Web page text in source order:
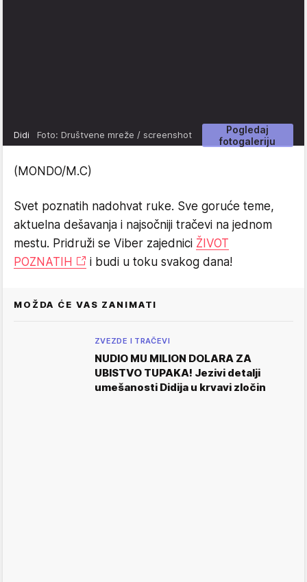
Pogledaj
fotogaleriju
Didi Foto: Društvene mreže / screenshot
(MONDO/M.C)
Svet poznatih nadohvat ruke. Sve goruće teme,
aktuelna dešavanja i najsočniji tračevi na jednom
mestu. Pridruži se Viber zajednici ŽIVOT
POZNATIH
i budi u toku svakog dana!
MOŽDA ĆE VAS ZANIMATI
ZVEZDE I TRAČEVI
NUDIO MU MILION DOLARA ZA
UBISTVO TUPAKA! Jezivi detalji
umešanosti Didija u krvavi zločin